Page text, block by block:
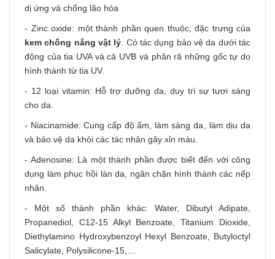
dị ứng và chống lão hóa
- Zinc oxide: một thành phần quen thuộc, đặc trưng của
kem chống nắng vật lý . Có tác dụng bảo vệ da dưới tác
động của tia UVA và cả UVB và phân rã những gốc tự do
hình thành từ tia UV.
- 12 loại vitamin: Hỗ trợ dưỡng da, duy trì sự tươi sáng
cho da.
- Niacinamide: Cung cấp độ ẩm, làm sáng da
, làm dịu da
và bảo vệ da khỏi các tác nhân gây xỉn màu.
- Adenosine: Là một thành phần được biết đến với công
dụng làm phục hồi làn da, ngăn chặn hình thành các nếp
nhăn.
- Một số thành phần khác: Water, Dibutyl Adipate,
Propanediol, C12-15 Alkyl Benzoate, Titanium Dioxide,
Diethylamino Hydroxybenzoyl Hexyl Benzoate, Butyloctyl
Salicylate, Polysilicone-15,…